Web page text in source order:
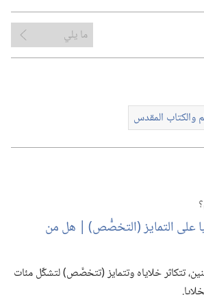
ما يلي
والكتاب المقدس
على التمايز (‏التخصُّص)‏ | هل من
تتكاثر خلاياه وتتمايز (‏تتخصَّص)‏ لتشكِّل مئات